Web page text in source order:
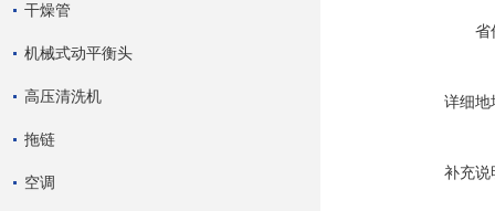
干燥管
机械式动平衡头
高压清洗机
拖链
空调
省
详细地
补充说